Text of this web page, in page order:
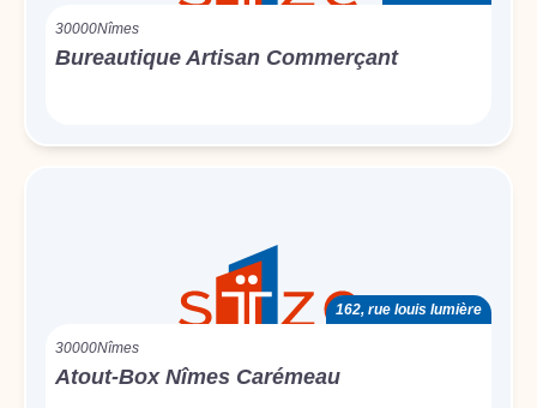
30000Nîmes
Bureautique Artisan Commerçant
162, rue louis lumière
30000Nîmes
Atout-Box Nîmes Carémeau